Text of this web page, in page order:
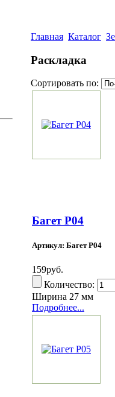
Главная Каталог
Раскладка
Сортировать по:
Багет Р04
Артикул: Багет Р04
159руб.
Количество:
Ширина 27 мм
Подробнее...